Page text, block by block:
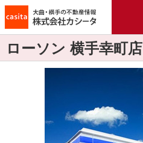
ローソン 横手幸町店